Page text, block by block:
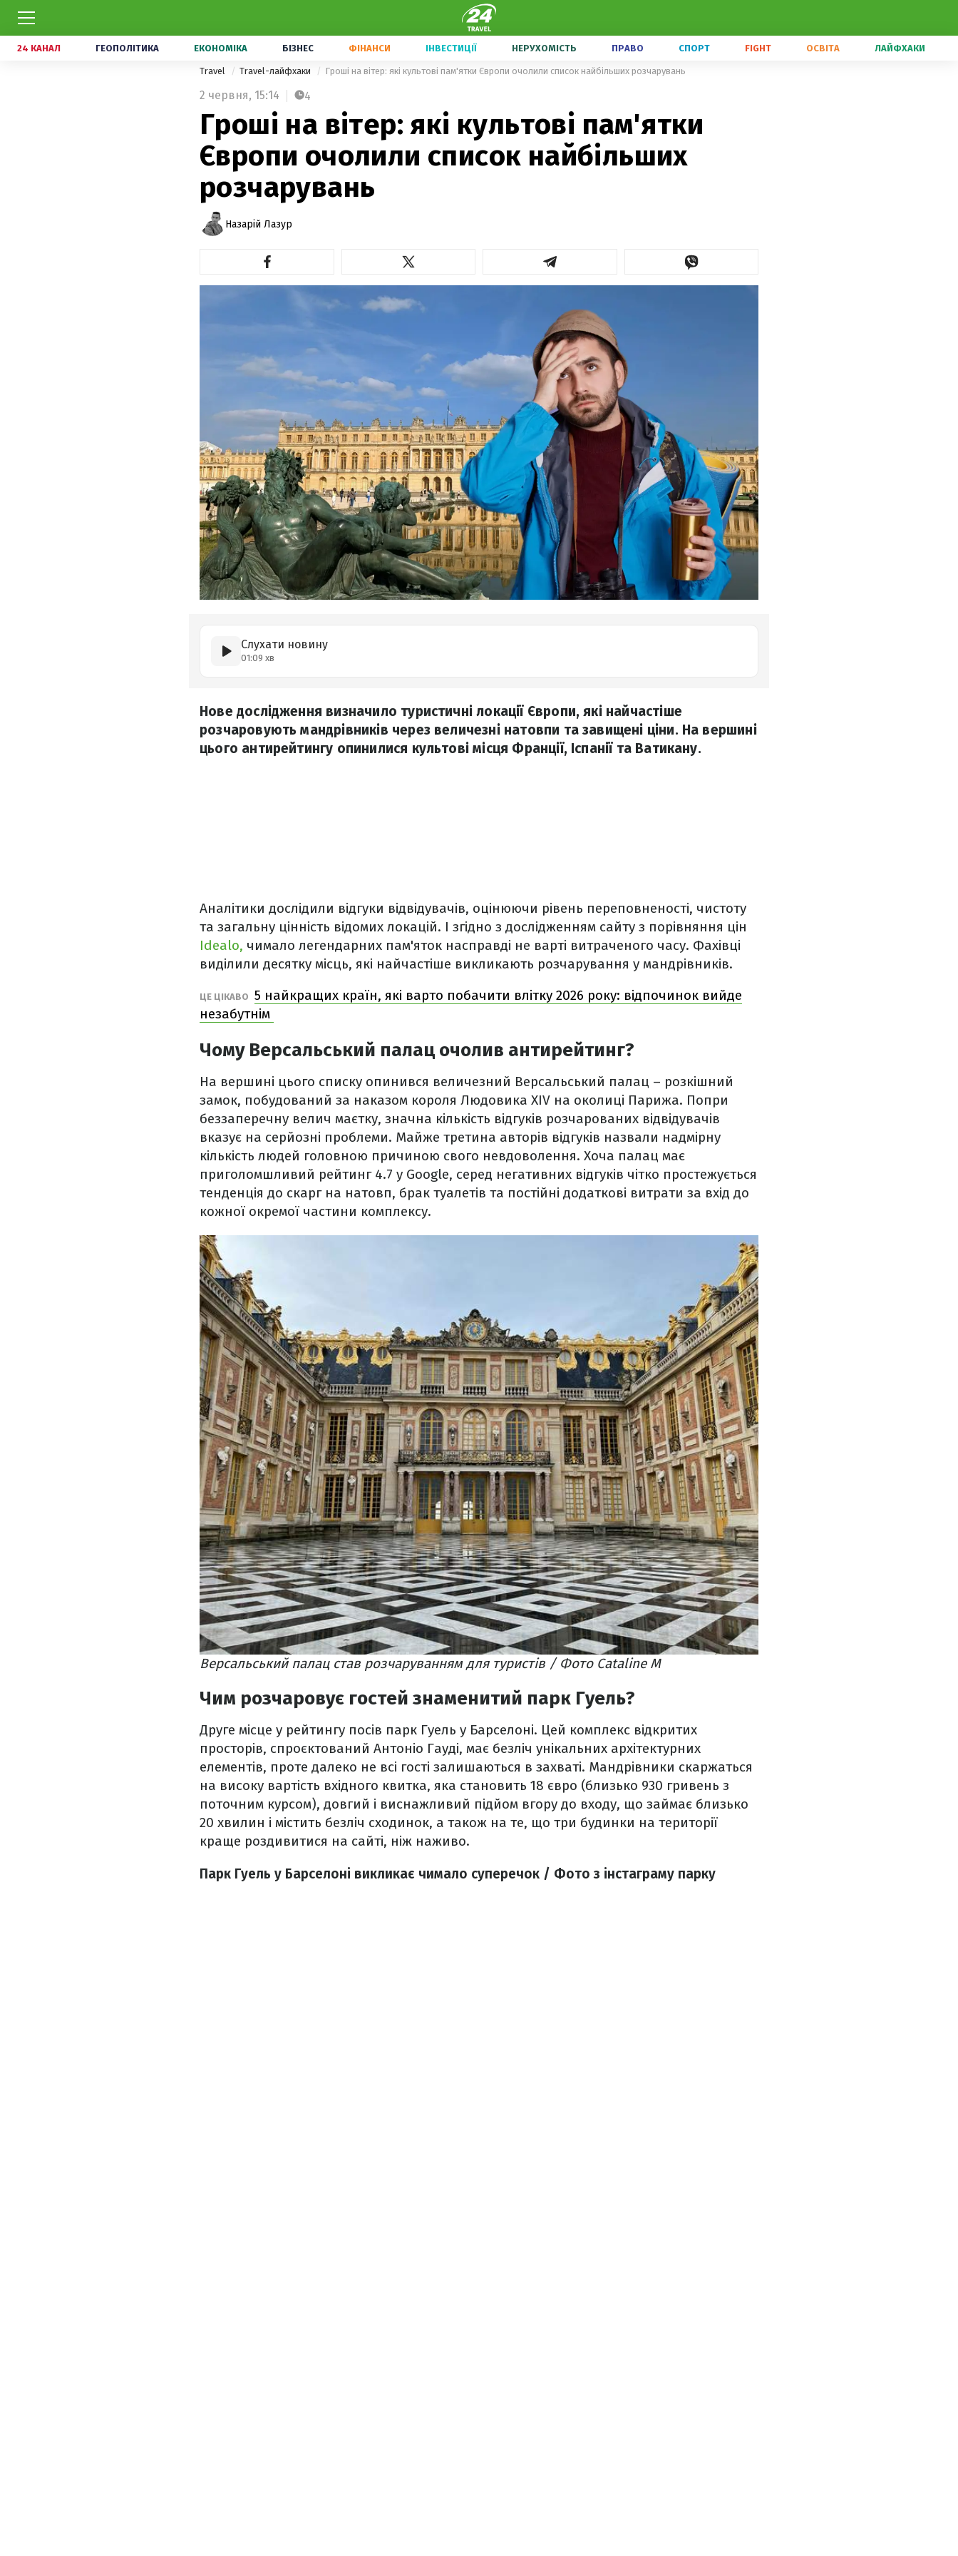
24 КАНАЛ ГЕОПОЛІТИКА ЕКОНОМІКА БІЗНЕС ФІНАНСИ ІНВЕСТИЦІЇ НЕРУХОМІСТЬ ПРАВО СПОРТ FIGHT ОСВІТА ЛАЙФХАКИ
Travel Travel-лайфхаки Гроші на вітер: які культові пам'ятки Європи очолили список найбільших розчарувань
2 червня, 15:14 4
Гроші на вітер: які культові пам'ятки
Європи очолили список найбільших
розчарувань
Назарій Лазур
Слухати новину
01:09 хв
Нове дослідження визначило туристичні локації Європи, які найчастіше
розчаровують мандрівників через величезні натовпи та завищені ціни. На вершині
цього антирейтингу опинилися культові місця Франції, Іспанії та Ватикану.
Аналітики дослідили відгуки відвідувачів, оцінюючи рівень переповненості, чистоту
та загальну цінність відомих локацій. І згідно з дослідженням сайту з порівняння цін
Idealo, чимало легендарних пам'яток насправді не варті витраченого часу. Фахівці
виділили десятку місць, які найчастіше викликають розчарування у мандрівників.
ЦЕ ЦІКАВО 5 найкращих країн, які варто побачити влітку 2026 року: відпочинок вийде
незабутнім
Чому Версальський палац очолив антирейтинг?
На вершині цього списку опинився величезний Версальський палац – розкішний
замок, побудований за наказом короля Людовика XIV на околиці Парижа. Попри
беззаперечну велич маєтку, значна кількість відгуків розчарованих відвідувачів
вказує на серйозні проблеми. Майже третина авторів відгуків назвали надмірну
кількість людей головною причиною свого невдоволення. Хоча палац має
приголомшливий рейтинг 4.7 у Google, серед негативних відгуків чітко простежується
тенденція до скарг на натовп, брак туалетів та постійні додаткові витрати за вхід до
кожної окремої частини комплексу.
Версальський палац став розчаруванням для туристів / Фото Cataline M
Чим розчаровує гостей знаменитий парк Гуель?
Друге місце у рейтингу посів парк Гуель у Барселоні. Цей комплекс відкритих
просторів, спроєктований Антоніо Гауді, має безліч унікальних архітектурних
елементів, проте далеко не всі гості залишаються в захваті. Мандрівники скаржаться
на високу вартість вхідного квитка, яка становить 18 євро (близько 930 гривень з
поточним курсом), довгий і виснажливий підйом вгору до входу, що займає близько
20 хвилин і містить безліч сходинок, а також на те, що три будинки на території
краще роздивитися на сайті, ніж наживо.
Парк Гуель у Барселоні викликає чимало суперечок / Фото з інстаграму парку